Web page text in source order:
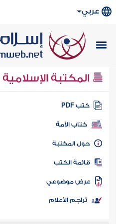
عربي
المكتبة الإسلامية
كتب PDF
كتاب الأمة
المكتبة
الكتب
موضوعي